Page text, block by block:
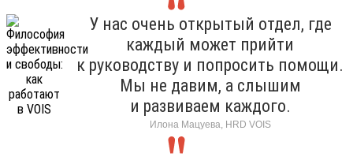
У нас очень открытый отдел, где
каждый может прийти
к руководству и попросить помощи.
Мы не давим, а слышим
и развиваем каждого.
Илона Мацуева, HRD VOIS